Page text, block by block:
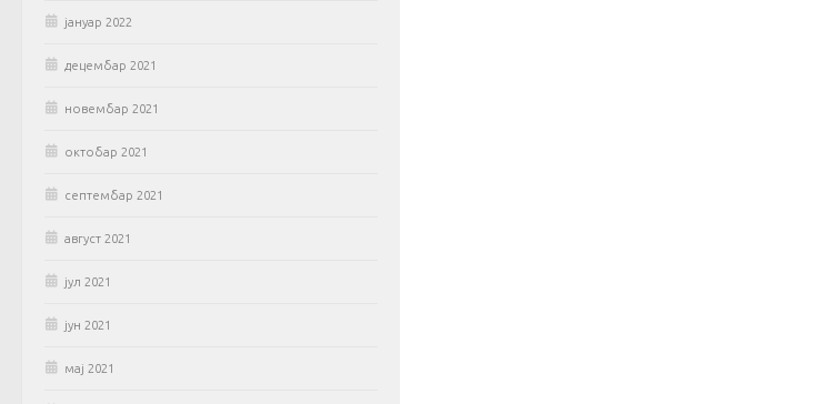
јануар 2022
децембар 2021
новембар 2021
октобар 2021
септембар 2021
август 2021
јул 2021
јун 2021
мај 2021